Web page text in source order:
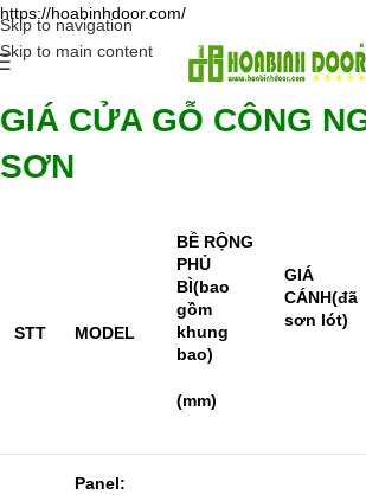
https://hoabinhdoor.com/
Skip to navigation
Skip to main content
GIÁ CỬA GỖ CÔNG
SƠN
STT MODEL
BỀ RỘNG
PHỦ
BÌ(bao
gồm
khung
bao)
(mm)
GIÁ
CÁNH(đã
sơn lót)
Panel: